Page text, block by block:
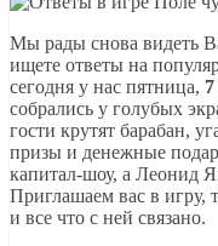
Мы рады снова видеть
ищете ответы на
сегодня у нас пятница,
собрались у голубых
гости крутят барабан,
призы и денежные
капитал-шоу, а Леонид
Приглашаем вас в игру,
и все что с ней связано.